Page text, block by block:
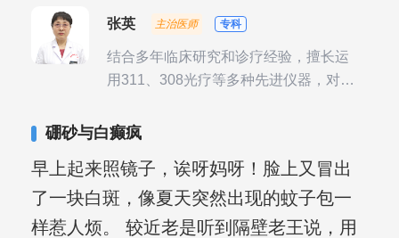
张英 主治医师 专科
结合多年临床研究和诊疗经验，擅长运
用311、308光疗等多种先进仪器，对不
其对女性银屑病、顽固性银屑病、全身
验。
硼砂与白癫疯
早上起来照镜子，诶呀妈呀！脸上又冒出
了一块白斑，像夏天突然出现的蚊子包一
样惹人烦。 较近老是听到隔壁老王说，用